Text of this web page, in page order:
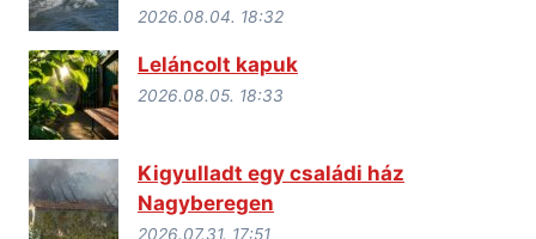
2026.08.04. 18:32
Leláncolt kapuk
2026.08.05. 18:33
Kigyulladt egy családi ház
Nagyberegen
2026.07.31. 17:51